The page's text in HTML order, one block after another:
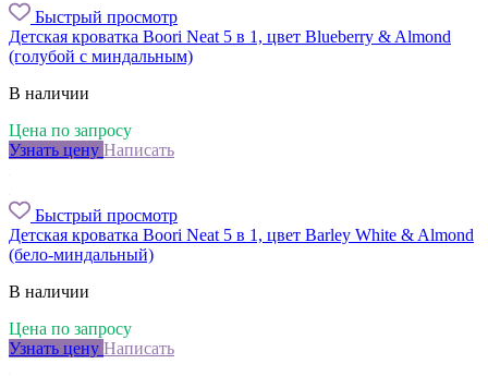
Быстрый просмотр
Детская кроватка Boori Neat 5 в 1, цвет Blueberry & Almond
(голубой с миндальным)
В наличии
Цена по запросу
Узнать цену Написать
Быстрый просмотр
Детская кроватка Boori Neat 5 в 1, цвет Barley White & Almond
(бело-миндальный)
В наличии
Цена по запросу
Узнать цену Написать